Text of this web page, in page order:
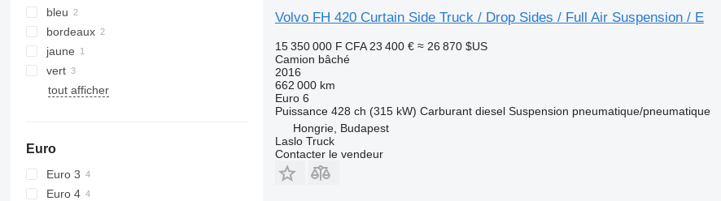
bleu
bordeaux
jaune
vert
tout afficher
Euro
Euro 3
Euro 4
Volvo FH 420 Curtain Side Truck / Drop Sides / Full Air Suspension / E
15 350 000 F CFA 23 400 € ≈ 26 870 $US
Camion bâché
2016
662 000 km
Euro 6
Puissance 428 ch (315 kW) Carburant diesel Suspension pneumatique/pneumatique
Hongrie, Budapest
Laslo Truck
Contacter le vendeur